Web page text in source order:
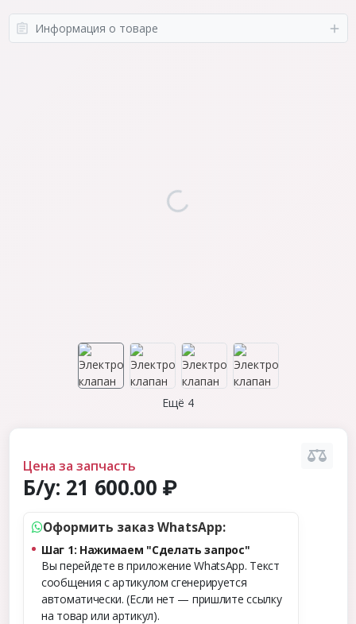
Информация о товаре
Ещё 4
Цена за запчасть
Б/у: 21 600.00 ₽
Оформить заказ WhatsApp:
Шаг 1: Нажимаем "Сделать запрос"
Вы перейдете в приложение WhatsApp. Текст
сообщения с артикулом сгенерируется
автоматически. (Если нет — пришлите ссылку
на товар или артикул).